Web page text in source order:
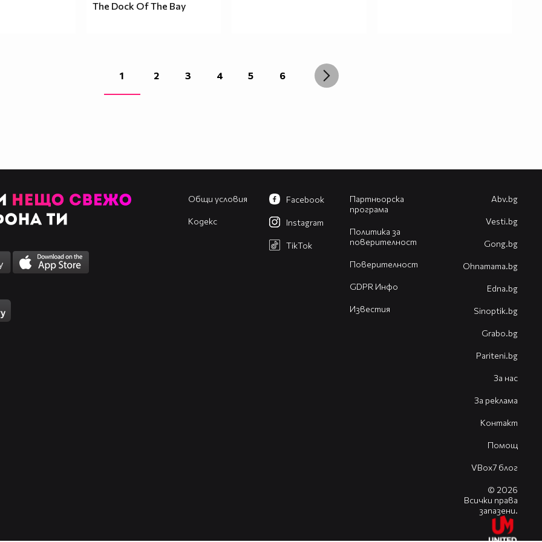
The Dock Of The Bay
1 2 3 4 5 6
Общи условия
Кодекс
Партньорска
програма
Политика за
поверителност
Поверителност
GDPR Инфо
Известия
Facebook
Instagram
TikTok
Abv.bg
Vesti.bg
Gong.bg
Оhnamama.bg
Edna.bg
Sinoptik.bg
Grabo.bg
Pariteni.bg
За нас
За реклама
Контакт
Помощ
VBox7 блог
© 2026
Всички права
запазени.